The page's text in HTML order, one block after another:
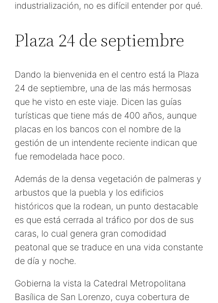
industrialización, no es difícil entender por qué.
Plaza 24 de septiembre
Dando la bienvenida en el centro está la Plaza
24 de septiembre, una de las más hermosas
que he visto en este viaje. Dicen las guías
turísticas que tiene más de 400 años, aunque
placas en los bancos con el nombre de la
gestión de un intendente reciente indican que
fue remodelada hace poco.
Además de la densa vegetación de palmeras y
arbustos que la puebla y los edificios
históricos que la rodean, un punto destacable
es que está cerrada al tráfico por dos de sus
caras, lo cual genera gran comodidad
peatonal que se traduce en una vida constante
de día y noche.
Gobierna la vista la Catedral Metropolitana
Basílica de San Lorenzo, cuya cobertura de